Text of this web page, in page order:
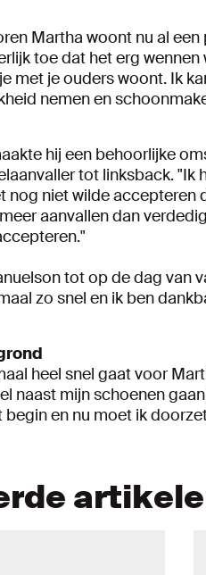
Martha woont nu al
toe dat het erg
met je ouders woont. Ik
nemen en
hij een behoorlijke
tot linksback. "Ik
nog niet wilde accepteren
aanvallen dan
tot op de dag van
zo snel en ik ben
heel snel gaat voor
naast mijn schoenen
begin en nu moet ik